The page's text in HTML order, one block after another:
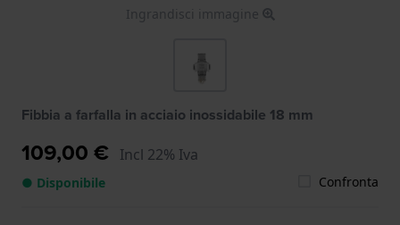
Ingrandisci immagine
Fibbia a farfalla in acciaio inossidabile 18 mm
109,00 € Incl 22% Iva
● Disponibile Confronta